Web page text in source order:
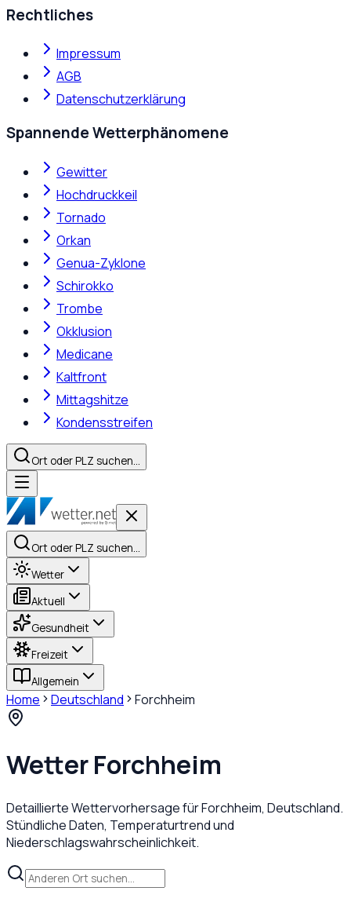
Rechtliches
Impressum
AGB
Datenschutzerklärung
Spannende Wetterphänomene
Gewitter
Hochdruckkeil
Tornado
Orkan
Genua-Zyklone
Schirokko
Trombe
Okklusion
Medicane
Kaltfront
Mittagshitze
Kondensstreifen
Ort oder PLZ suchen…
Ort oder PLZ suchen…
Wetter
Aktuell
Gesundheit
Freizeit
Allgemein
Home Deutschland Forchheim
WetterForchheim
Detaillierte Wettervorhersage fürForchheim, Deutschland.
Stündliche Daten, Temperaturtrend und
Niederschlagswahrscheinlichkeit.